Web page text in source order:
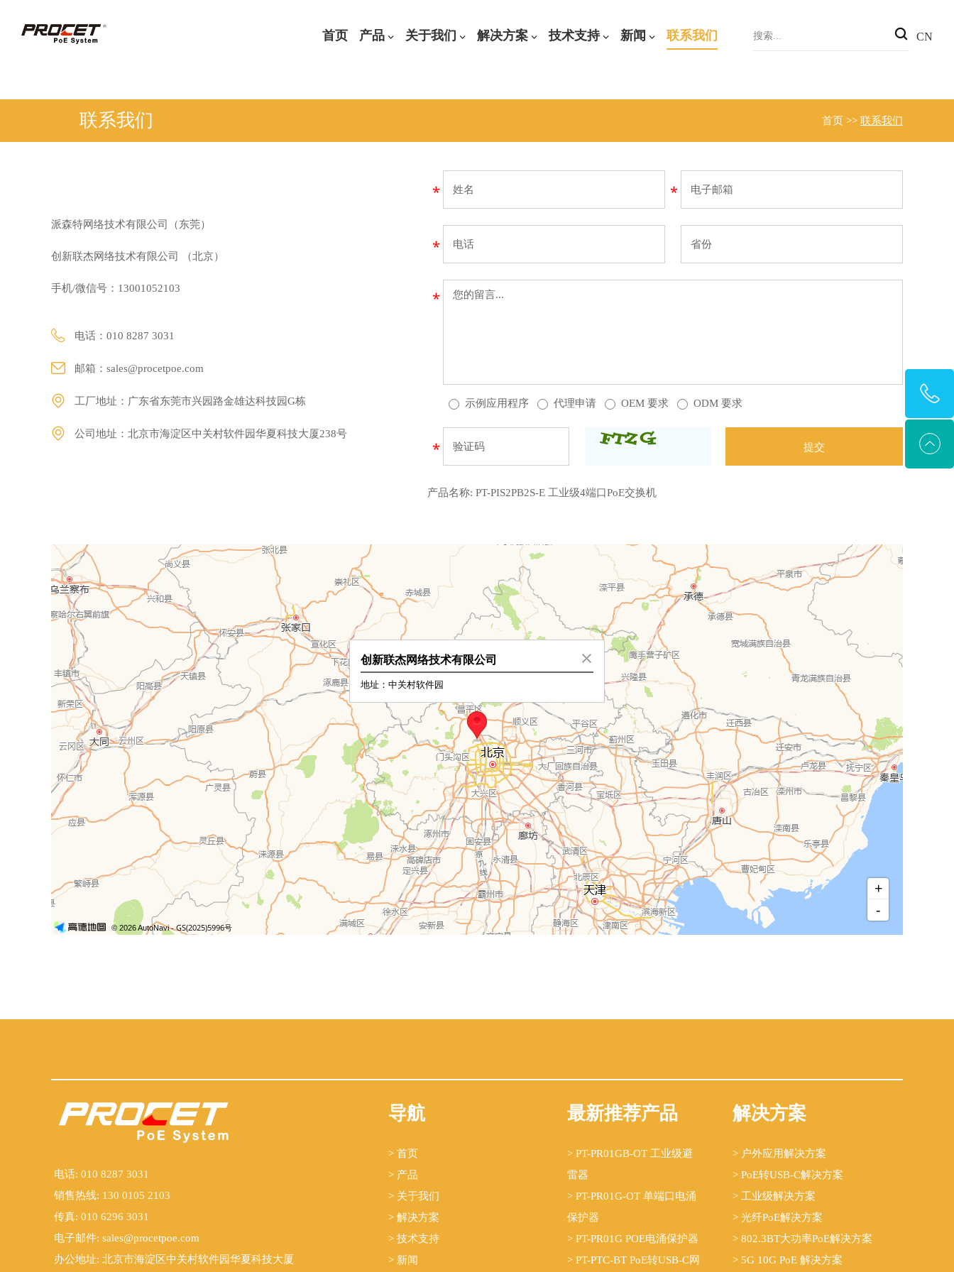
首页 产品 关于我们 解决方案 技术支持 新闻 联系我们 CN
联系我们 首页 >> 联系我们
派森特网络技术有限公司（东莞）
创新联杰网络技术有限公司 （北京）
手机/微信号：13001052103
电话：010 8287 3031
邮箱： sales@procetpoe.com
工厂地址：广东省东莞市兴园路金雄达科技园G栋
公司地址：北京市海淀区中关村软件园华夏科技大厦238号
示例应用程序 代理申请 OEM 要求 ODM 要求
产品名称: PT-PIS2PB2S-E 工业级4端口PoE交换机
电话: 010 8287 3031
销售热线: 130 0105 2103
传真: 010 6296 3031
电子邮件: sales@procetpoe.com
办公地址: 北京市海淀区中关村软件园华夏科技大厦
导航
> 首页
> 产品
> 关于我们
> 解决方案
> 技术支持
> 新闻
最新推荐产品
> PT-PR01GB-OT 工业级避
雷器
> PT-PR01G-OT 单端口电涌
保护器
> PT-PR01G POE电涌保护器
> PT-PTC-BT PoE转USB-C网
解决方案
> 户外应用解决方案
> PoE转USB-C解决方案
> 工业级解决方案
> 光纤PoE解决方案
> 802.3BT大功率PoE解决方案
> 5G 10G PoE 解决方案